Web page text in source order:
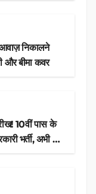
निकालने
और बीमा कवर
10वीं पास के
भर्ती, अभी करें